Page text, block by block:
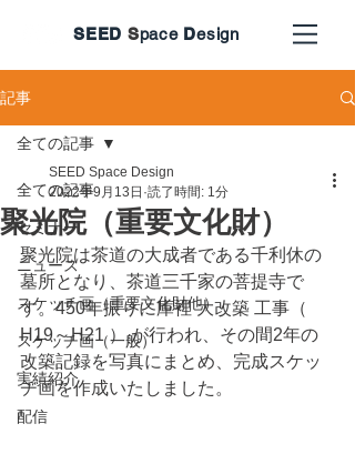
SEED Space Design
記事
全ての記事
セミナー
ニュース
スケッチ画（重要文化財他）
スケッチ画（一般）
実績紹介
配信
全ての記事
聚光院（重要文化財）
SEED Space Design
2022年9月13日 読了時間: 1分
聚光院は茶道の大成者である千利休の
墓所となり、茶道三千家の菩提寺で
す。450年振りに庫裡 大改築 工事（
H19～H21 ） が行われ、その間2年の
改築記録を写真にまとめ、完成スケッ
チ画を作成いたしました。